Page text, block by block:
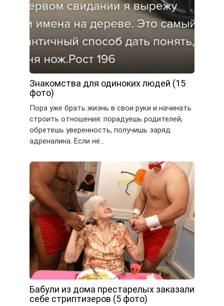
Знакомства для одиноких людей (15
фото)
Пора уже брать жизнь в свои руки и начинать
строить отношения: порадуешь родителей,
обретешь уверенность, получишь заряд
адреналина. Если не…
Бабули из дома престарелых заказали
себе стриптизеров (5 фото)